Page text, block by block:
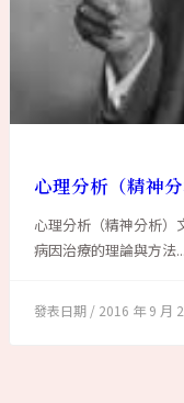
心理分析（精神
心理分析（精神分析）
病因治療的理論與方法...
2016 年 9 月